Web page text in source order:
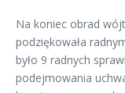
Na koniec obrad
podziękowała
było 9 radnych
podejmowania